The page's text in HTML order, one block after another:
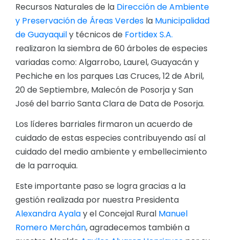
Ejecución Presupuestaria
Obras y proyectos
Recursos Naturales de la Dirección de Ambiente
y Preservación de Áreas Verdes la Municipalidad
de Guayaquily técnicos de Fortidex S.A.
realizaron la siembra de 60 árboles de especies
variadas como: Algarrobo, Laurel, Guayacán y
Pechiche en los parques Las Cruces, 12 de Abril,
20 de Septiembre, Malecón de Posorja y San
José del barrio Santa Clara de Data de Posorja.
Los líderes barriales firmaron un acuerdo de
cuidado de estas especies contribuyendo así al
cuidado del medio ambiente y embellecimiento
de la parroquia.
Este importante paso se logra gracias a la
gestión realizada por nuestra Presidenta
Alexandra Ayalay el Concejal Rural Manuel
Romero Merchán, agradecemos también a